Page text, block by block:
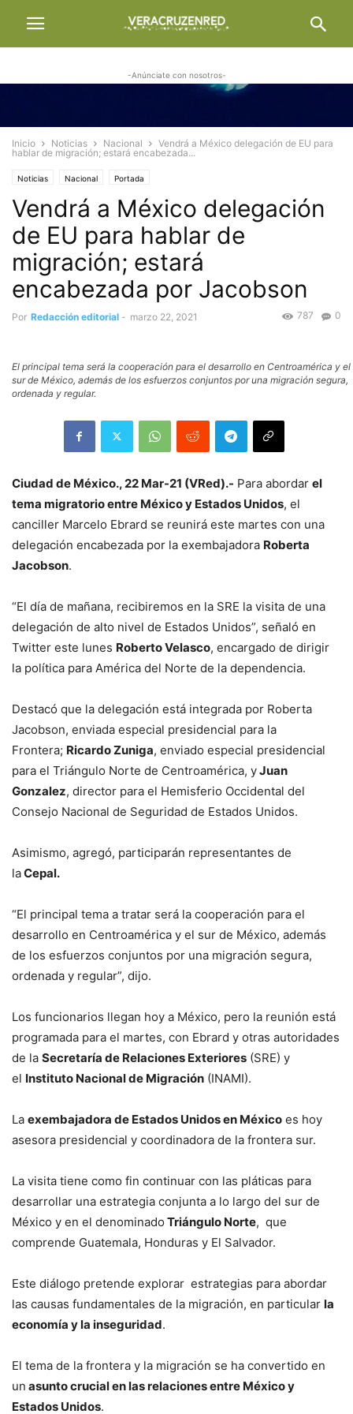
-Anúnciate con nosotros-
Inicio Noticias Nacional
Vendrá a México delegación de EU para
hablar de migración; estará encabezada...
Noticias Nacional Portada
Vendrá a México delegación
de EU para hablar de
migración; estará
encabezada por Jacobson
Por Redacción editorial - marzo 22, 2021 0
787
El principal tema será la cooperación para el desarrollo en Centroamérica y el
sur de México, además de los esfuerzos conjuntos por una migración segura,
ordenada y regular.
Ciudad de México., 22 Mar-21 (VRed).- Para abordar el
tema migratorio entre México y Estados Unidos, el
canciller Marcelo Ebrard se reunirá este martes con una
delegación encabezada por la exembajadora Roberta
Jacobson.
“El día de mañana, recibiremos en la SRE la visita de una
delegación de alto nivel de Estados Unidos”, señaló en
Twitter este lunes Roberto Velasco, encargado de dirigir
la política para América del Norte de la dependencia.
Destacó que la delegación está integrada por Roberta
Jacobson, enviada especial presidencial para la
Frontera; Ricardo Zuniga, enviado especial presidencial
para el Triángulo Norte de Centroamérica, yJuan
Gonzalez, director para el Hemisferio Occidental del
Consejo Nacional de Seguridad de Estados Unidos.
Asimismo, agregó, participarán representantes de
laCepal.
“El principal tema a tratar será la cooperación para el
desarrollo en Centroamérica y el sur de México, además
de los esfuerzos conjuntos por una migración segura,
ordenada y regular”, dijo.
Los funcionarios llegan hoy a México, pero la reunión está
programada para el martes, con Ebrard y otras autoridades
de la Secretaría de Relaciones Exteriores (SRE) y
el Instituto Nacional de Migración (INAMI).
La exembajadora de Estados Unidos en México es hoy
asesora presidencial y coordinadora de la frontera sur.
La visita tiene como fin continuar con las pláticas para
desarrollar una estrategia conjunta a lo largo del sur de
México y en el denominado Triángulo Norte, que
comprende Guatemala, Honduras y El Salvador.
Este diálogo pretende explorar estrategias para abordar
las causas fundamentales de la migración, en particular la
economía y la inseguridad.
El tema de la frontera y la migración se ha convertido en
un asunto crucial en las relaciones entre México y
Estados Unidos.